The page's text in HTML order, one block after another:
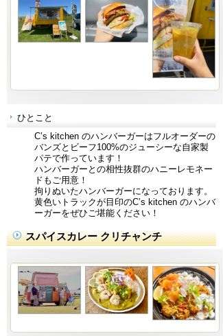
ひとこと
C’s kitchen のハンバーガーはフルオーダーの
バンズとビーフ100%のジューシーな自家製
パテで作っています！
ハンバーガーとの相性抜群のハニーレモネー
ドもご用意！
拘りぬいたハンバーガーになっております。
黄色いトラックが目印のC’s kitchen のハンバ
ーガーをぜひご堪能ください！
スパイスカレー クリチャンチ